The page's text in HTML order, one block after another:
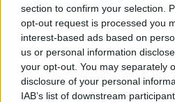
section to confirm your selection.
opt-out request is processed you
interest-based ads based on
us or personal information
your opt-out. You may separately
disclosure of your personal
IAB’s list of downstream
Ροή ειδήσεων